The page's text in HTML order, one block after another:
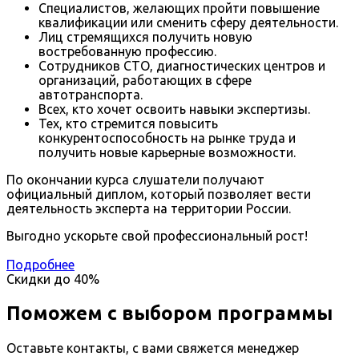
Специалистов, желающих пройти повышение
квалификации или сменить сферу деятельности.
Лиц стремящихся получить новую
востребованную профессию.
Сотрудников СТО, диагностических центров и
организаций, работающих в сфере
автотранспорта.
Всех, кто хочет освоить навыки экспертизы.
Тех, кто стремится повысить
конкурентоспособность на рынке труда и
получить новые карьерные возможности.
По окончании курса слушатели получают
официальный диплом, который позволяет вести
деятельность эксперта на территории России.
Выгодно ускорьте свой профессиональный рост!
Подробнее
Скидки до 40%
Поможем с выбором программы
Оставьте контакты, с вами свяжется менеджер